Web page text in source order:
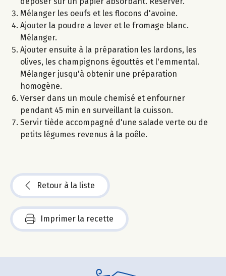
Mélanger les oeufs et les flocons d'avoine.
Ajouter la poudre a lever et le fromage blanc.
Mélanger.
Ajouter ensuite à la préparation les lardons, les
olives, les champignons égouttés et l'emmental.
Mélanger jusqu'à obtenir une préparation
homogène.
Verser dans un moule chemisé et enfourner
pendant 45 min en surveillant la cuisson.
Servir tiède accompagné d'une salade verte ou de
petits légumes revenus à la poêle.
Retour à la liste
Imprimer la recette